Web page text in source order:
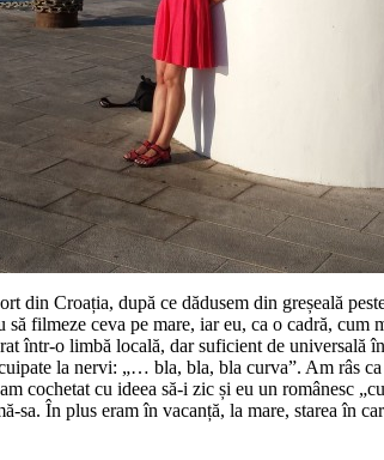
din Croația, după ce dădusem din greșeală
să filmeze ceva pe mare, iar eu, ca o cadră, cum
într-o limbă locală, dar suficient de universală
la nervi: „… bla, bla, bla curva”. Am râs
cochetat cu ideea să-i zic și eu un românesc
sa. În plus eram în vacanță, la mare, starea în